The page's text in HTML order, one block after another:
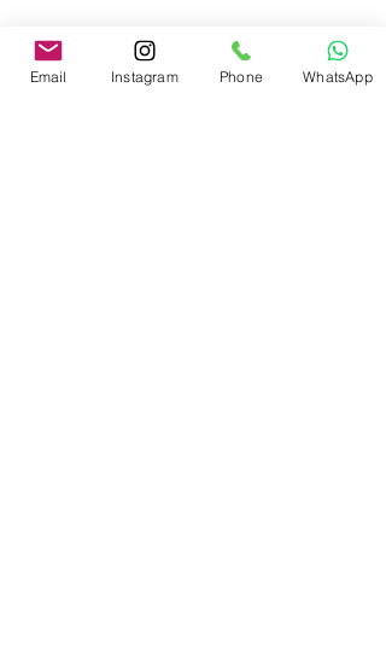
Email Instagram Phone WhatsApp